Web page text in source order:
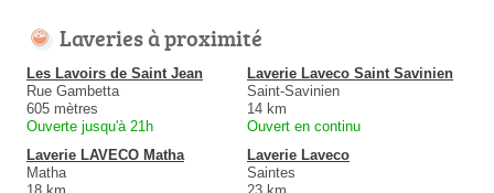
Laveries à proximité
Les Lavoirs de Saint Jean
Rue Gambetta
605 mètres
Ouverte jusqu'à 21h
Laverie Laveco Saint Savinien
Saint-Savinien
14 km
Ouvert en continu
Laverie LAVECO Matha
Matha
Laverie Laveco
Saintes